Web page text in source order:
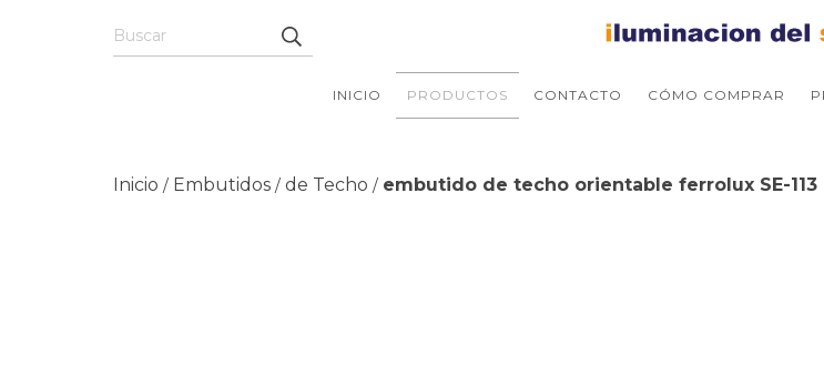
INICIO PRODUCTOS CONTACTO CÓMO COMPRAR
Inicio / Embutidos / de Techo / embutido de techo orientable ferrolux SE-113